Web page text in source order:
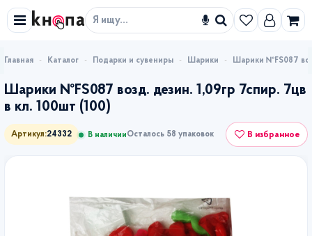
Искать
Каталог Подарки и сувениры Шарики Шарики №FS087
Шарики №FS087 возд. дезин. 1,09гр 7спир. 7цв
в кл. 100шт (100)
Артикул:24332 В наличииОсталось 58 упаковок В избранное